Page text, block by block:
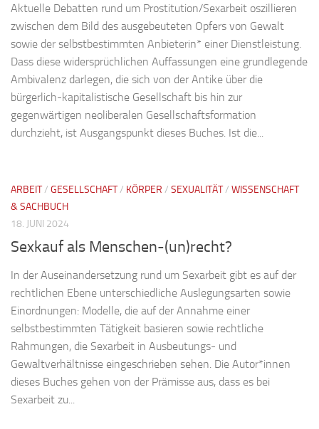
Aktuelle Debatten rund um Prostitution/Sexarbeit oszillieren
zwischen dem Bild des ausgebeuteten Opfers von Gewalt
sowie der selbstbestimmten Anbieterin* einer Dienstleistung.
Dass diese widersprüchlichen Auffassungen eine grundlegende
Ambivalenz darlegen, die sich von der Antike über die
bürgerlich-kapitalistische Gesellschaft bis hin zur
gegenwärtigen neoliberalen Gesellschaftsformation
durchzieht, ist Ausgangspunkt dieses Buches. Ist die...
ARBEIT/ GESELLSCHAFT/ KÖRPER / SEXUALITÄT/ WISSENSCHAFT
& SACHBUCH
18. JUNI 2024
Sexkauf als Menschen-(un)recht?
In der Auseinandersetzung rund um Sexarbeit gibt es auf der
rechtlichen Ebene unterschiedliche Auslegungsarten sowie
Einordnungen: Modelle, die auf der Annahme einer
selbstbestimmten Tätigkeit basieren sowie rechtliche
Rahmungen, die Sexarbeit in Ausbeutungs- und
Gewaltverhältnisse eingeschrieben sehen. Die Autor*innen
dieses Buches gehen von der Prämisse aus, dass es bei
Sexarbeit zu...